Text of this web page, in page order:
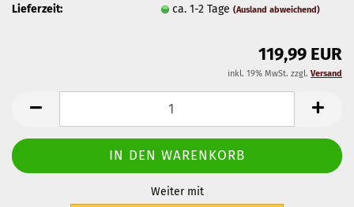
Lieferzeit:
ca. 1-2 Tage(Ausland abweichend)
119,99 EUR
inkl. 19% MwSt. zzgl. Versand
Weiter mit